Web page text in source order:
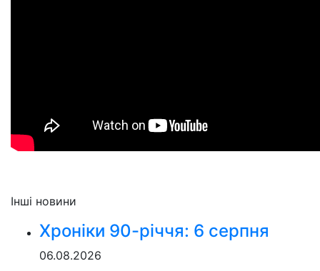
Інші новини
Хроніки 90-річчя: 6 серпня
06.08.2026